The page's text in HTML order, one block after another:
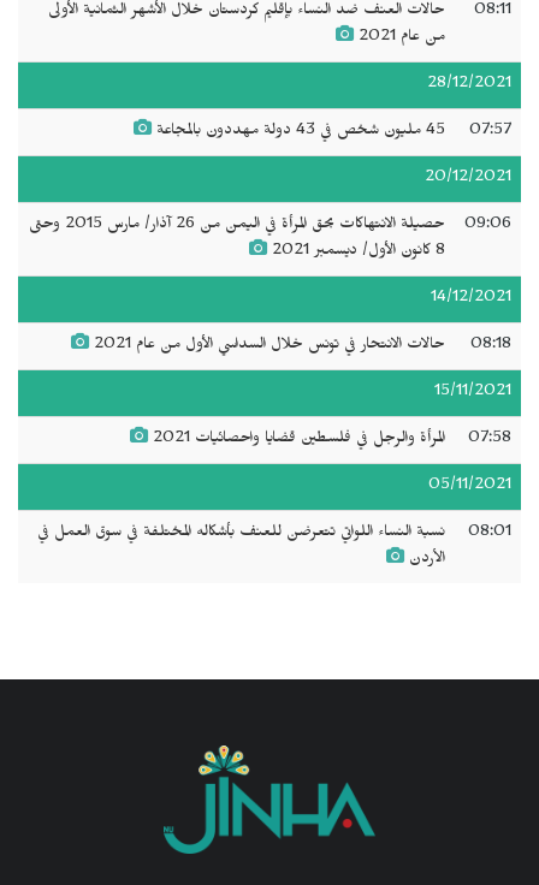
08:11
حالات العنف ضد النساء بإقليم كردستان خلال الأشهر الثمانية الأولى
من عام 2021
28/12/2021
07:57 45 مليون شخص في 43 دولة مهددون بالمجاعة
20/12/2021
09:06
حصيلة الانتهاكات بحق المرأة في اليمن من 26 آذار/ مارس 2015 وحتى
8 كانون الأول/ ديسمبر 2021
14/12/2021
08:18 حالات الانتحار في تونس خلال السداسي الأول من عام 2021
15/11/2021
07:58 المرأة والرجل في فلسطين قضايا واحصائيات 2021
05/11/2021
08:01
نسبة النساء اللواتي تتعرضن للعنف بأشكاله المختلفة في سوق العمل في
الأردن